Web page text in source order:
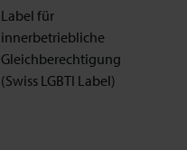
Label für
innerbetriebliche
Gleichberechtigung
(Swiss LGBTI Label)